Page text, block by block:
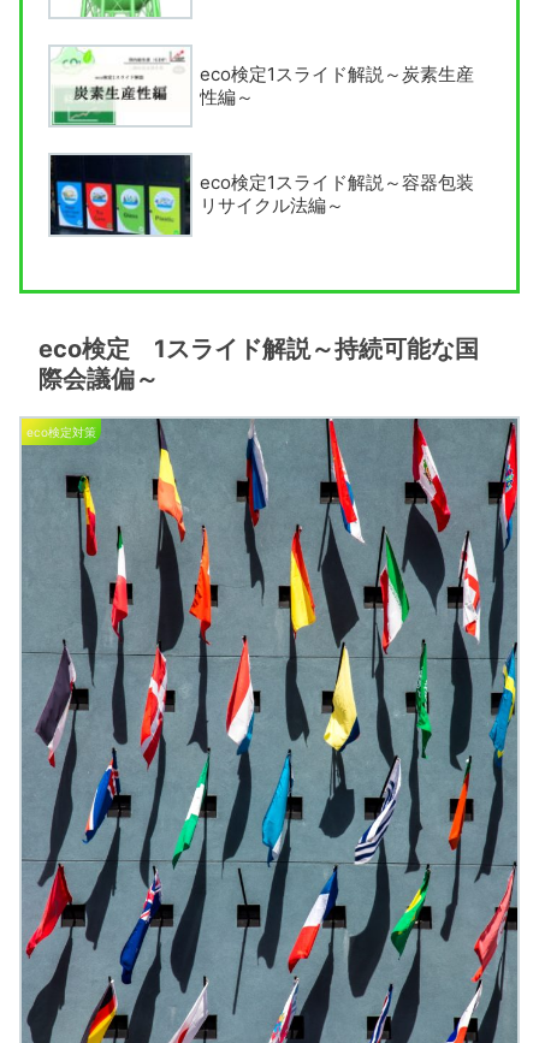
eco検定1スライド解説～炭素生産
性編～
eco検定1スライド解説～容器包装
リサイクル法編～
eco検定 1スライド解説～持続可能な国
際会議偏～
eco検定対策